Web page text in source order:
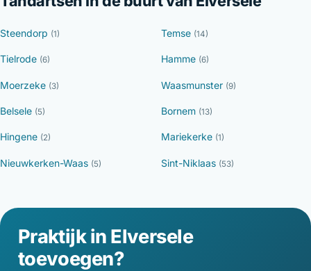
Steendorp (1) Temse (14)
Tielrode (6) Hamme (6)
Moerzeke (3) Waasmunster (9)
Belsele (5) Bornem (13)
Hingene (2) Mariekerke (1)
Nieuwkerken-Waas (5) Sint-Niklaas (53)
Praktijk in Elversele
toevoegen?